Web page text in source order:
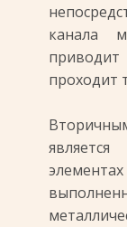
канала
проходит